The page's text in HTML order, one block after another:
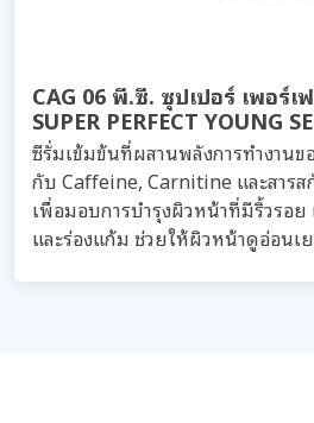
CAG 06 พี.ซี. ซุปเปอร์ เพอร์เ
SUPER PERFECT YOUNG
ซีรั่มเข้มข้นที่ผสานพลังการทำงาน
กับ Caffeine, Carnitine และสารส
เพื่อมอบการบำรุงผิวหน้าที่มีริ้วรอย
และร่องแก้ม ช่วยให้ผิวหน้าดูอ่อนเย